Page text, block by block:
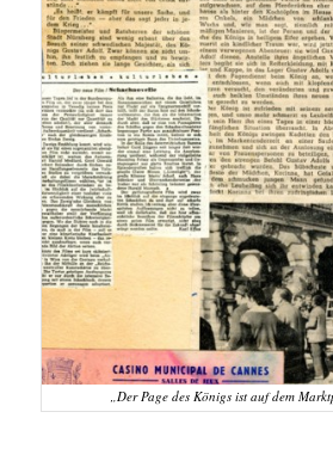
„Der Page des Königs ist auf dem